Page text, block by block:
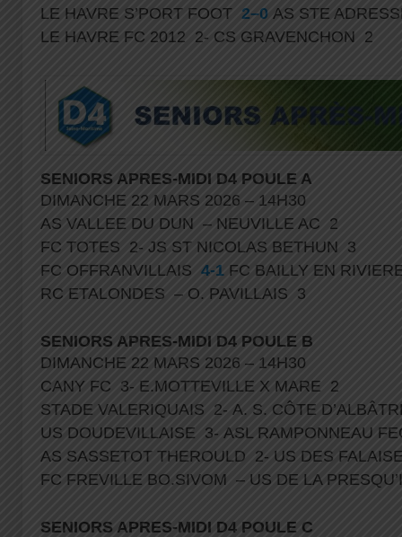
LE HAVRE S’PORT FOOT 2–0 AS STE
LE HAVRE FC 2012 2- CS GRAVENCHON 2
SENIORS APRES-MIDI D4 POULE A
DIMANCHE 22 MARS 2026 – 14H30
AS VALLEE DU DUN – NEUVILLE AC 2
FC TOTES 2- JS ST NICOLAS BETHUN 3
FC OFFRANVILLAIS 4-1 FC BAILLY EN
RC ETALONDES – O. PAVILLAIS 3
SENIORS APRES-MIDI D4 POULE B
DIMANCHE 22 MARS 2026 – 14H30
CANY FC 3- E.MOTTEVILLE X MARE 2
STADE VALERIQUAIS 2- A. S. CÔTE
US DOUDEVILLAISE 3- ASL RAMPONNEAU
AS SASSETOT THEROULD 2- US DES
FC FREVILLE BO.SIVOM – US DE LA
SENIORS APRES-MIDI D4 POULE C